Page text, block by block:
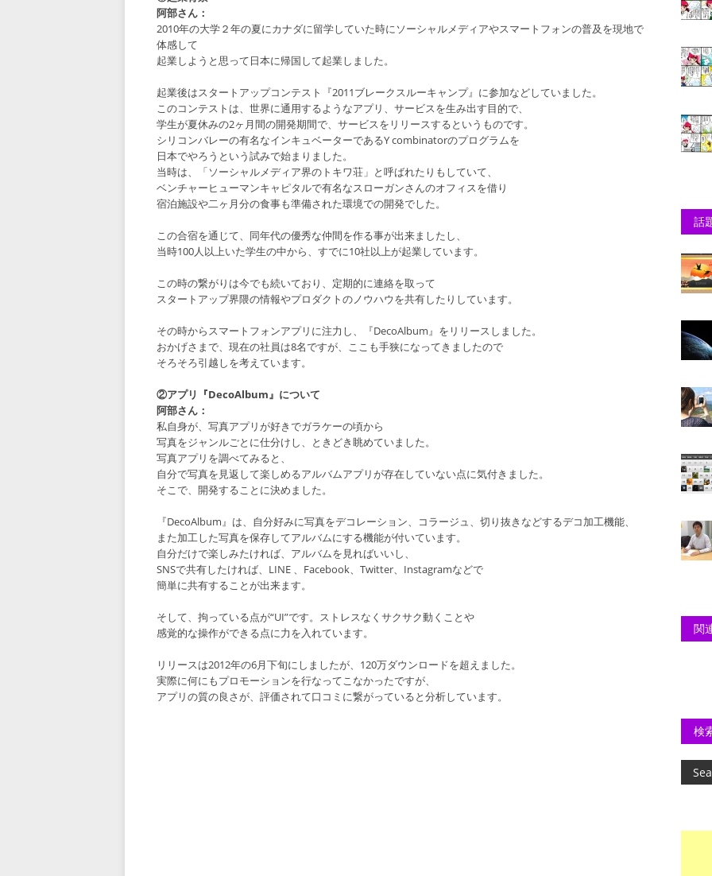
阿部さん：
2010年の大学２年の夏にカナダに留学していた時にソーシャルメディアやスマートフォンの普及を現地で
体感して
起業しようと思って日本に帰国して起業しました。
起業後はスタートアップコンテスト『2011ブレークスルーキャンプ』に参加などしていました。
このコンテストは、世界に通用するようなアプリ、サービスを生み出す目的で、
学生が夏休みの2ヶ月間の開発期間で、サービスをリリースするというものです。
シリコンバレーの有名なインキュベーターであるY combinatorのプログラムを
日本でやろうという試みで始まりました。
当時は、「ソーシャルメディア界のトキワ荘」と呼ばれたりもしていて、
ベンチャーヒューマンキャピタルで有名なスローガンさんのオフィスを借り
宿泊施設や二ヶ月分の食事も準備された環境での開発でした。
この合宿を通じて、同年代の優秀な仲間を作る事が出来ましたし、
当時100人以上いた学生の中から、すでに10社以上が起業しています。
この時の繋がりは今でも続いており、定期的に連絡を取って
スタートアップ界隈の情報やプロダクトのノウハウを共有したりしています。
その時からスマートフォンアプリに注力し、『DecoAlbum』をリリースしました。
おかげさまで、現在の社員は8名ですが、ここも手狭になってきましたので
そろそろ引越しを考えています。
②アプリ『DecoAlbum』について
阿部さん：
私自身が、写真アプリが好きでガラケーの頃から
写真をジャンルごとに仕分けし、ときどき眺めていました。
写真アプリを調べてみると、
自分で写真を見返して楽しめるアルバムアプリが存在していない点に気付きました。
そこで、開発することに決めました。
『DecoAlbum』は、自分好みに写真をデコレーション、コラージュ、切り抜きなどするデコ加工機能、
また加工した写真を保存してアルバムにする機能が付いています。
自分だけで楽しみたければ、アルバムを見ればいいし、
SNSで共有したければ、LINE 、Facebook、Twitter、Instagramなどで
簡単に共有することが出来ます。
そして、拘っている点が“UI”です。ストレスなくサクサク動くことや
感覚的な操作ができる点に力を入れています。
リリースは2012年の6月下旬にしましたが、120万ダウンロードを超えました。
実際に何にもプロモーションを行なってこなかったですが、
アプリの質の良さが、評価されて口コミに繋がっていると分析しています。
話
関
検